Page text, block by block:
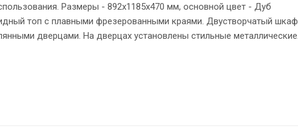
Размеры - 892х1185х470 мм, основной цвет - Дуб
топ с плавными фрезерованными краями. Двустворчатый шкаф
дверцами. На дверцах установлены стильные металлические
обеспечат шкафу устойчивость на неровном полу.